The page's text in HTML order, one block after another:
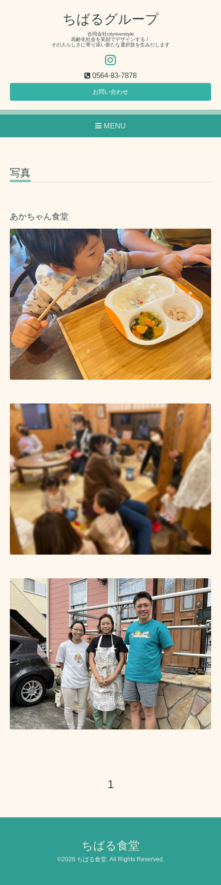
ちばるグループ
合同会社cityriverstyle
高齢化社会を笑顔でデザインする！
その人らしさに寄り添い新たな選択肢を生みだします
0564-83-7878
お問い合わせ
MENU
写真
あかちゃん食堂
1
ちばる食堂
©2026 ちばる食堂. All Rights Reserved.